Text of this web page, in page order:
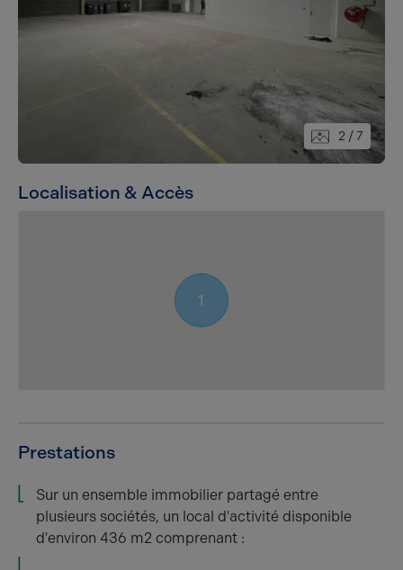
2 / 7
Localisation & Accès
1
Prestations
Sur un ensemble immobilier partagé entre
plusieurs sociétés, un local d'activité disponible
d'environ 436 m2 comprenant :